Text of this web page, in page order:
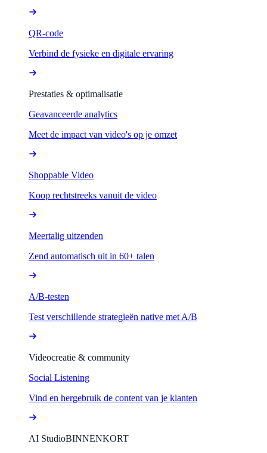
QR-code
Verbind de fysieke en digitale ervaring
Prestaties & optimalisatie
Geavanceerde analytics
Meet de impact van video's op je omzet
Shoppable Video
Koop rechtstreeks vanuit de video
Meertalig uitzenden
Zend automatisch uit in 60+ talen
A/B-testen
Test verschillende strategieën native met A/B
Videocreatie & community
Social Listening
Vind en hergebruik de content van je klanten
AI StudioBINNENKORT